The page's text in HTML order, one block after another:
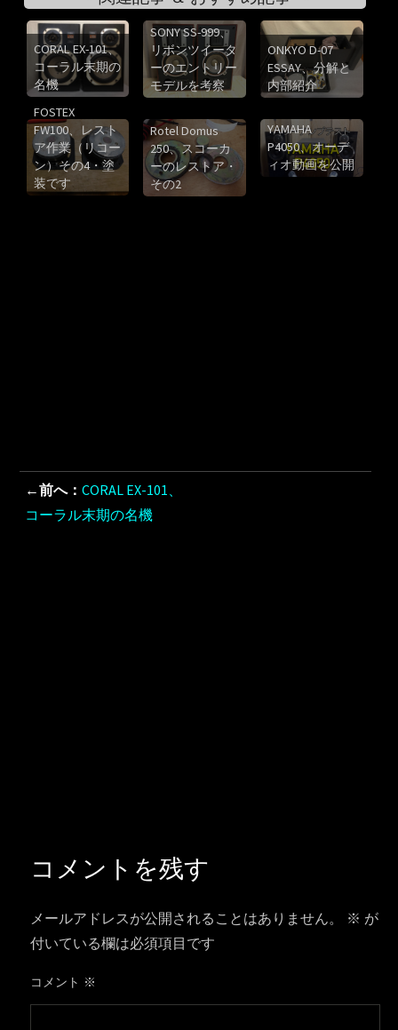
CORAL EX-101、
コーラル末期の
名機
SONY SS-999、
リボンツイータ
ーのエントリー
モデルを考察
ONKYO D-07
ESSAY、分解と
内部紹介
FOSTEX
FW100、レスト
ア作業（リコー
ン）その4・塗
装です
Rotel Domus
250、スコーカ
ーのレストア・
その2
YAMAHA
P4050、オーデ
ィオ動画を公開
←前へ：CORAL EX-101、
コーラル末期の名機
コメントを残す
メールアドレスが公開されることはありません。 ※ が
付いている欄は必須項目です
コメント ※